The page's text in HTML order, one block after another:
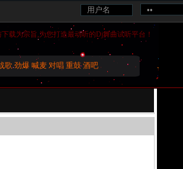
载为宗旨,为您打造最动听的Dj舞曲试听平台！
歌 劲爆 喊麦 对唱 重鼓 酒吧